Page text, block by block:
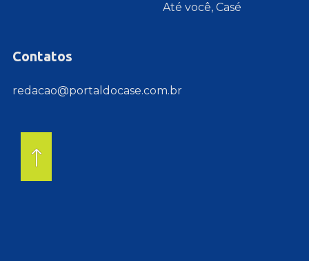
Até você, Casé
Contatos
redacao@portaldocase.com.br